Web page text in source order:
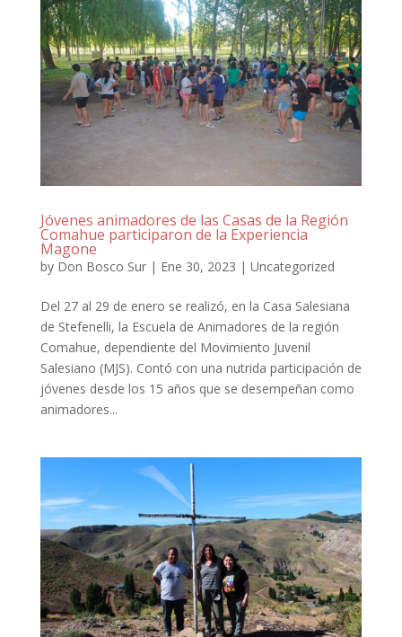
Jóvenes animadores de las Casas de la Región
Comahue participaron de la Experiencia
Magone
by Don Bosco Sur| Ene 30, 2023 | Uncategorized
Del 27 al 29 de enero se realizó, en la Casa Salesiana
de Stefenelli, la Escuela de Animadores de la región
Comahue, dependiente del Movimiento Juvenil
Salesiano (MJS). Contó con una nutrida participación de
jóvenes desde los 15 años que se desempeñan como
animadores...